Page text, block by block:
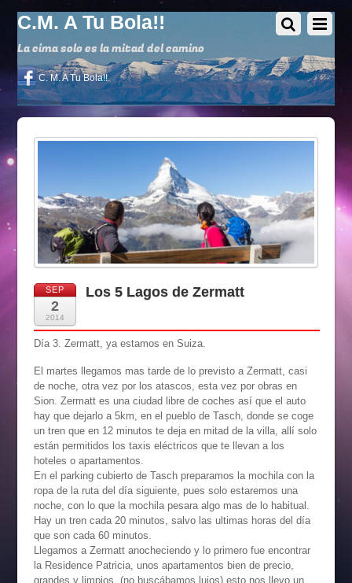
C.M. A Tu Bola!!
La cima solo es la mitad del camino
C. M. A Tu Bola!!
SEP
2
2014
Los 5 Lagos de Zermatt
Día 3. Zermatt, ya estamos en Suiza.
El martes llegamos mas tarde de lo previsto a Zermatt, casi
de noche, otra vez por los atascos, esta vez por obras en
Sion. Zermatt es una ciudad libre de coches así que el auto
hay que dejarlo a 5km, en el pueblo de Tasch, donde se coge
un tren que en 12 minutos te deja en mitad de la villa, allí solo
están permitidos los taxis eléctricos que te llevan a los
hoteles o apartamentos.
En el parking cubierto de Tasch preparamos la mochila con la
ropa de la ruta del día siguiente, pues solo estaremos una
noche, con lo que la mochila pesara algo mas de lo habitual.
Hay un tren cada 20 minutos, salvo las ultimas horas del día
que son cada 60 minutos.
Llegamos a Zermatt anocheciendo y lo primero fue encontrar
la Residence Patricia, unos apartamentos bien de precio,
grandes y limpios, (no buscábamos lujos) esto nos llevo un